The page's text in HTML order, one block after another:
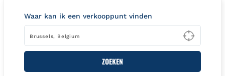
Waar kan ik een verkooppunt vinden
Type
ZOEKEN